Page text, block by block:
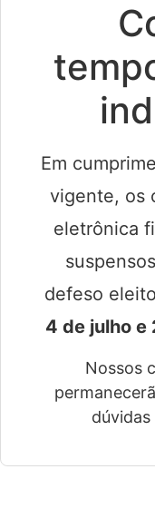
Em
vigente, os
eletrônica
defeso
4 de julho
Nossos